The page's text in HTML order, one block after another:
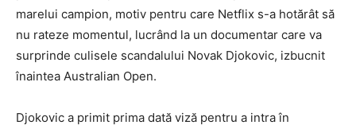
marelui campion, motiv pentru care Netflix s-a hotărât să
nu rateze momentul, lucrând la un documentar care va
surprinde culisele scandalului Novak Djokovic, izbucnit
înaintea Australian Open.
Djokovic a primit prima dată viză pentru a intra în